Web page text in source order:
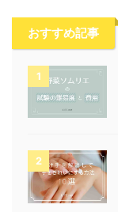
おすすめ記事
1
2